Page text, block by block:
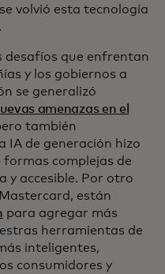
volvió esta tecnología
desafíos que enfrentan
y los gobiernos a
se generalizó
amenazas en el
también
IA de generación hizo
formas complejas de
y accesible. Por otro
están
para agregar más
herramientas de
inteligentes,
consumidores y